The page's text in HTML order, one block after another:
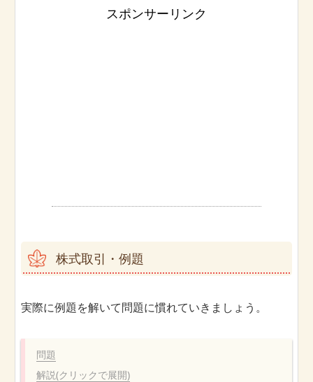
スポンサーリンク
株式取引・例題
実際に例題を解いて問題に慣れていきましょう。
問題
解説(クリックで展開)